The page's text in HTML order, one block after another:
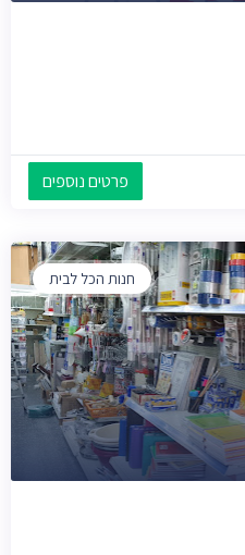
פרטים נוספים
חנות הכל לבית